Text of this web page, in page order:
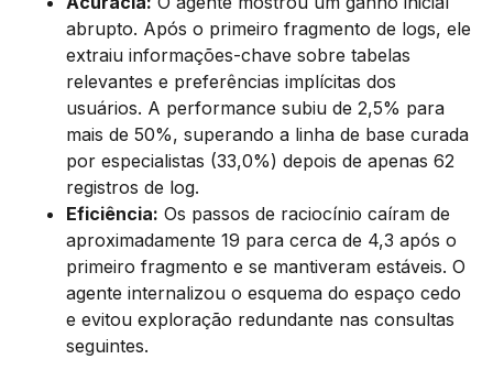
abrupto. Após o primeiro fragmento de logs, ele
extraiu informações-chave sobre tabelas
relevantes e preferências implícitas dos
usuários. A performance subiu de 2,5% para
mais de 50%, superando a linha de base curada
por especialistas (33,0%) depois de apenas 62
registros de log.
Eficiência: Os passos de raciocínio caíram de
aproximadamente 19 para cerca de 4,3 após o
primeiro fragmento e se mantiveram estáveis. O
agente internalizou o esquema do espaço cedo
e evitou exploração redundante nas consultas
seguintes.